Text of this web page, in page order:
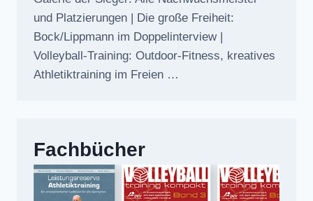
und Platzierungen | Die große Freiheit:
Bock/Lippmann im Doppelinterview |
Volleyball-Training: Outdoor-Fitness, kreatives
Athletiktraining im Freien …
Fachbücher